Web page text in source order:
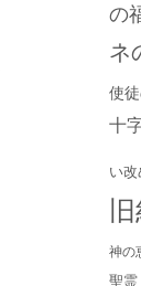
の
ネ
使
十
い改
神の
聖霊